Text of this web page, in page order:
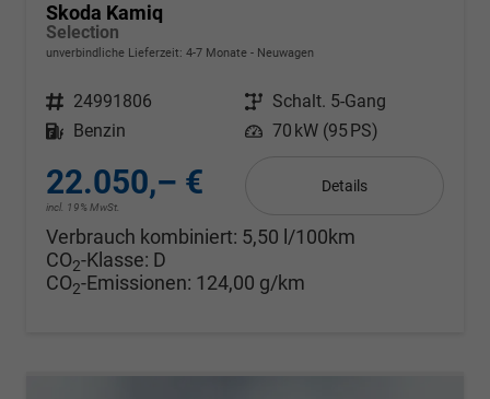
Skoda Kamiq
Selection
unverbindliche Lieferzeit: 4-7 Monate Neuwagen
Fahrzeugnr. 24991806 Getriebe Schalt. 5-Gang
Kraftstoff
Benzin Leistung 70 kW (95 PS)
22.050,– €
incl. 19% MwSt.
Details
Verbrauch kombiniert: 5,50 l/100km
CO2-Klasse: D
CO2-Emissionen: 124,00 g/km